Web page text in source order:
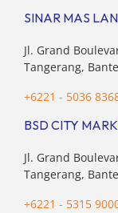
SINAR MAS
Jl. Grand
Tangerang,
+6221 - 5036
BSD CITY
Jl. Grand
Tangerang,
+6221 - 5315